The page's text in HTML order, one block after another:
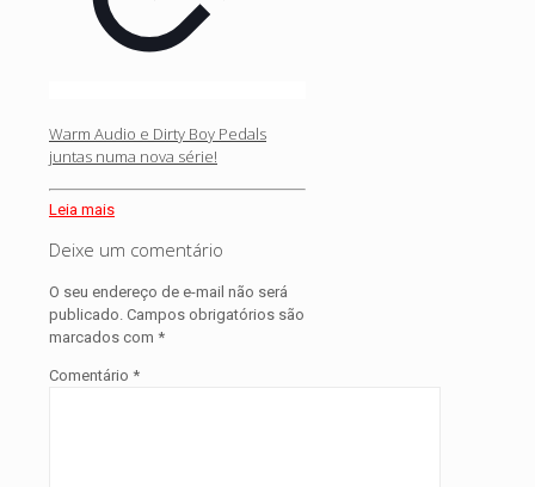
Warm Audio e Dirty Boy Pedals
juntas numa nova série!
Leia mais
Deixe um comentário
O seu endereço de e-mail não será
publicado. Campos obrigatórios são
marcados com *
Comentário *